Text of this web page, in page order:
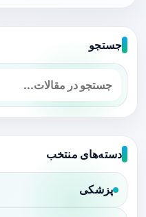
جستجو
دسته‌های منتخب
پزشکی